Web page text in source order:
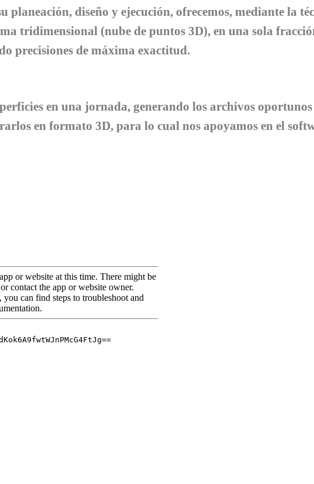
planeación, diseño y ejecución, ofrecemos, mediante la
tridimensional (nube de puntos 3D), en una sola
precisiones de máxima exactitud.
en una jornada, generando los archivos
en formato 3D, para lo cual nos apoyamos en el